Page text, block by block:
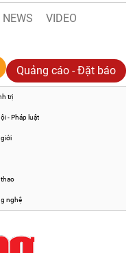
VIDEO
Quảng cáo - Đặt báo
trị
- Pháp luật
nghệ